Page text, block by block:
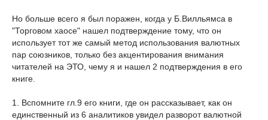
Но больше всего я был поражен, когда у Б.Вилльямса в
"Торговом хаосе" нашел подтверждение тому, что он
использует тот же самый метод использования валютных
пар союзников, только без акцентирования внимания
читателей на ЭТО, чему я и нашел 2 подтверждения в его
книге.
1. Вспомните гл.9 его книги, где он рассказывает, как он
единственный из 6 аналитиков увидел разворот валютной